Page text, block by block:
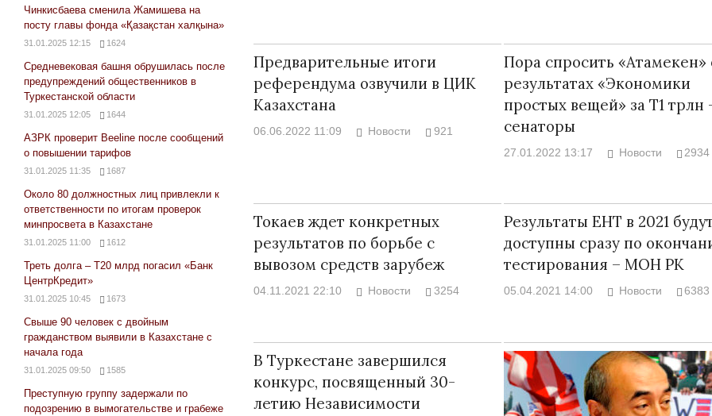
Предварительные итоги
референдума озвучили в ЦИК
Казахстана
06.06.2022 11:09 Новости 921
Пора спросить «Атамекен»
результатах «Экономики
простых вещей» за Т1 трлн
сенаторы
27.01.2022 13:17 Новости 2934
Токаев ждет конкретных
результатов по борьбе с
вывозом средств зарубеж
04.11.2021 22:10 Новости 3254
Результаты ЕНТ в 2021
доступны сразу по
тестирования – МОН РК
05.04.2021 14:00 Новости 6383
В Туркестане завершился
конкурс, посвященный 30-
летию Независимости
Чинкисбаева сменила Жамишева на
посту главы фонда «Қазақстан халқына»
31.01.2025 12:15 1624
Средневековая башня обрушилась после
предупреждений общественников в
Туркестанской области
31.01.2025 12:05 1644
АЗРК проверит Beeline после сообщений
о повышении тарифов
31.01.2025 11:35 1687
Около 80 должностных лиц привлекли к
ответственности по итогам проверок
минпросвета в Казахстане
31.01.2025 11:00 1612
Треть долга – Т20 млрд погасил «Банк
ЦентрКредит»
31.01.2025 10:45 1673
Свыше 90 человек с двойным
гражданством выявили в Казахстане с
начала года
31.01.2025 09:50 1585
Преступную группу задержали по
подозрению в вымогательстве и грабеже